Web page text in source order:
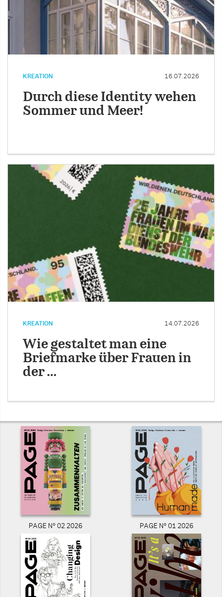
KREATION 16.07.2026
Durch diese Identity wehen
Sommer und Meer!
KREATION 14.07.2026
Wie gestaltet man eine
Briefmarke über Frauen in
der …
PAGE N° 02 2026 PAGE N° 01 2026